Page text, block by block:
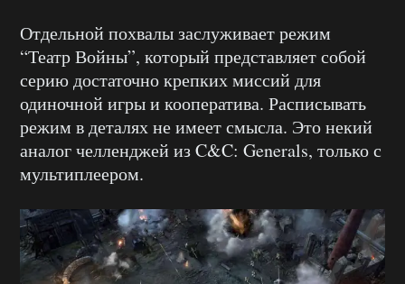
Отдельной похвалы заслуживает режим
“Театр Войны”, который представляет собой
серию достаточно крепких миссий для
одиночной игры и кооператива. Расписывать
режим в деталях не имеет смысла. Это некий
аналог челленджей из C&C: Generals, только с
мультиплеером.